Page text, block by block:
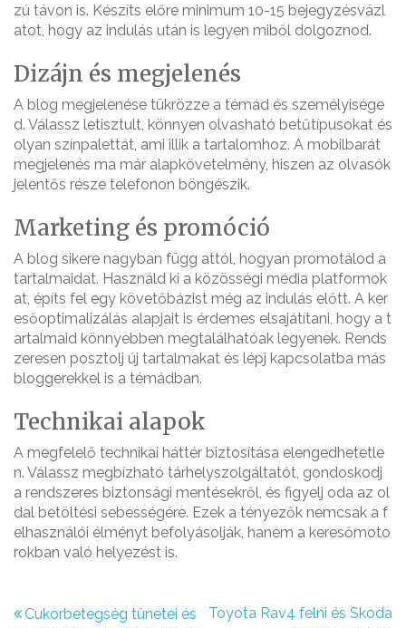
zú távon is. Készíts előre minimum 10-15 bejegyzésvázl
atot, hogy az indulás után is legyen miből dolgoznod.
Dizájn és megjelenés
A blog megjelenése tükrözze a témád és személyisége
d. Válassz letisztult, könnyen olvasható betűtípusokat és
olyan színpalettát, ami illik a tartalomhoz. A mobilbarát
megjelenés ma már alapkövetelmény, hiszen az olvasók
jelentős része telefonon böngészik.
Marketing és promóció
A blog sikere nagyban függ attól, hogyan promotálod a
tartalmaidat. Használd ki a közösségi média platformok
at, építs fel egy követőbázist még az indulás előtt. A ker
esőoptimalizálás alapjait is érdemes elsajátítani, hogy a t
artalmaid könnyebben megtalálhatóak legyenek. Rends
zeresen posztolj új tartalmakat és lépj kapcsolatba más
bloggerekkel is a témádban.
Technikai alapok
A megfelelő technikai háttér biztosítása elengedhetetle
n. Válassz megbízható tárhelyszolgáltatót, gondoskodj
a rendszeres biztonsági mentésekről, és figyelj oda az ol
dal betöltési sebességére. Ezek a tényezők nemcsak a f
elhasználói élményt befolyásolják, hanem a keresőmoto
rokban való helyezést is.
BCukorbetegség tünetei és
Toyota Rav4 felni és Skoda